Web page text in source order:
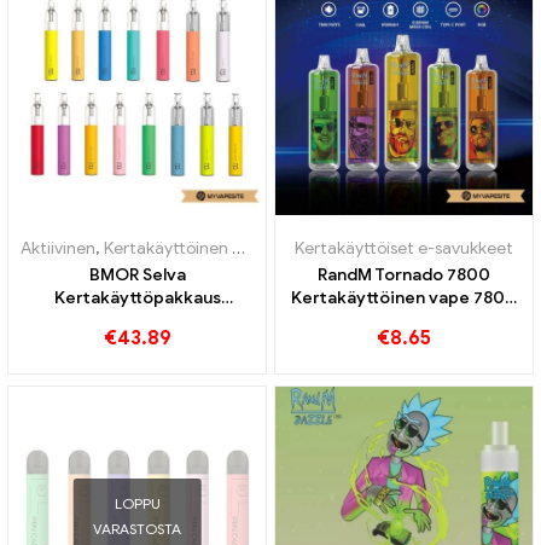
Aktiivinen, Kertakäyttöinen nikotiinia sisältävä sähkötupakka ,
BMOR Selva
Kertakäyttöpakkaus
tukkumyynti丨Räätälöity
€43.89
Kertakäyttöiset e-savukkeet
RandM Tornado 7800
Kertakäyttöinen vape 7800
€8.65
LOPPU
VARASTOSTA